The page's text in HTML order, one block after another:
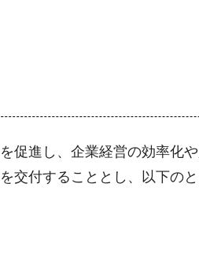
促進し、企業経営の効率化
交付することとし、以下の